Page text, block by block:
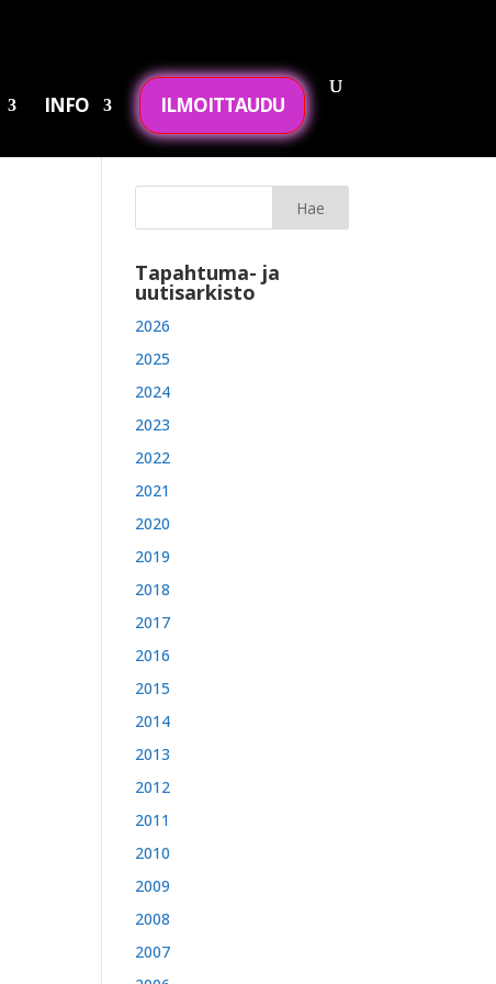
INFO ILMOITTAUDU
Tapahtuma- ja
uutisarkisto
2026
2025
2024
2023
2022
2021
2020
2019
2018
2017
2016
2015
2014
2013
2012
2011
2010
2009
2008
2007